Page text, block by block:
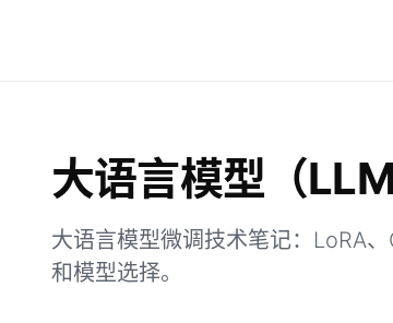
大语言模型（
大语言模型微调技术笔记：LoRA
和模型选择。